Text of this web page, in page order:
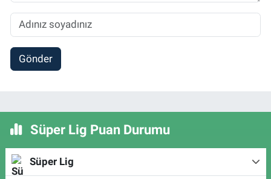
Gönder
Süper Lig Puan Durumu
Süper Lig